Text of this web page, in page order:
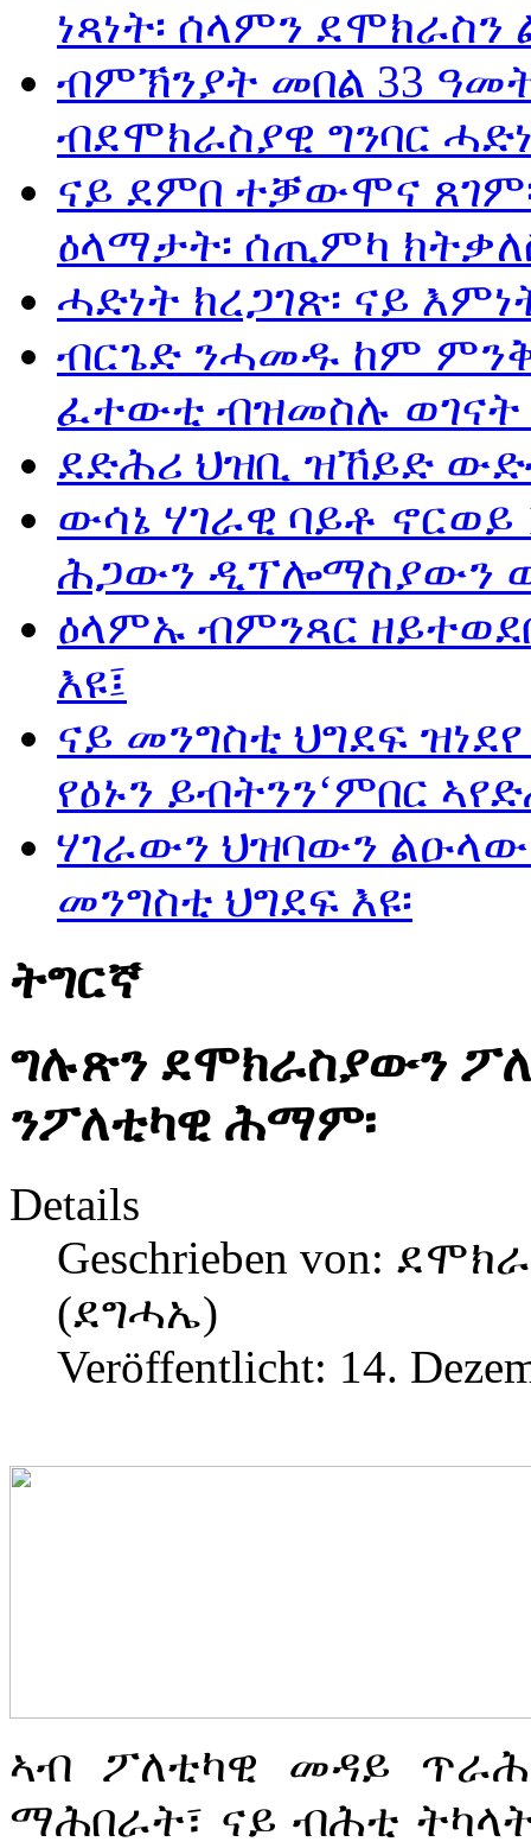
ነጻነት፡ ሰላምን
ብምኽንያት መበል 33 ዓመት
ብደሞክራስያዊ ግንባር
ናይ ደምበ ተቓውሞና
ዕላማታት፡ ሰጢምካ
ሓድነት ክረጋገጽ፡ ናይ
ብርጌድ ንሓመዱ ከም
ፈተውቲ ብዝመስሉ ወገናት
ደድሕሪ ህዝቢ ዝኸይድ
ውሳኔ ሃገራዊ ባይቶ
ሕጋውን ዲፕሎማስያውን
ዕላምኡ ብምንጻር
እዩ፤
ናይ መንግስቲ ህግደፍ
የዕኑን ይብትንን‘ምበር
ሃገራውን ህዝባውን
መንግስቲ ህግደፍ እዩ፡
ትግርኛ
ግሉጽን ደሞክራስያውን
ንፖለቲካዊ ሕማም፡
Details
Geschrieben von:
(ደግሓኤ)
Veröffentlicht: 14.
ኣብ ፖለቲካዊ መዳይ ጥራሕ
ማሕበራት፣ ናይ ብሕቲ